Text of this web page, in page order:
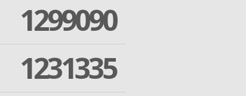
1299090
1231335